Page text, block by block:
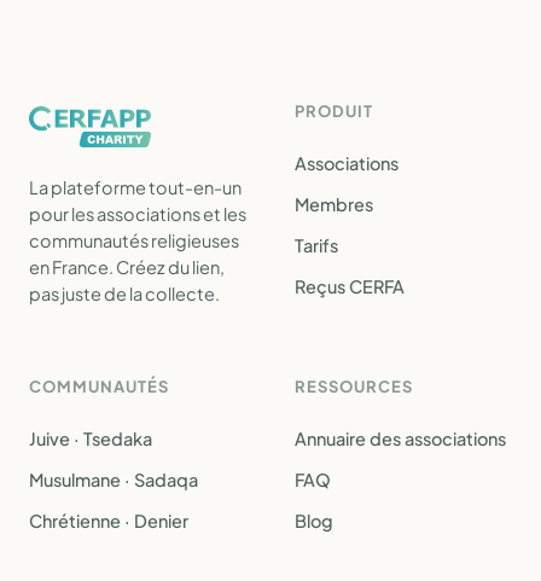
La plateforme tout-en-un
pour les associations et les
communautés religieuses
en France. Créez du lien,
pas juste de la collecte.
PRODUIT
Associations
Membres
Tarifs
Reçus CERFA
COMMUNAUTÉS
Juive · Tsedaka
Musulmane · Sadaqa
Chrétienne · Denier
RESSOURCES
Annuaire des associations
FAQ
Blog